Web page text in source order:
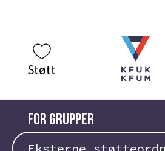
Støtt
FOR GRUPPER